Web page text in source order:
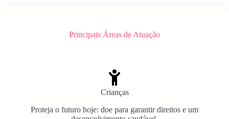
Principais Áreas de Atuação
Crianças
Proteja o futuro hoje: doe para garantir direitos e um